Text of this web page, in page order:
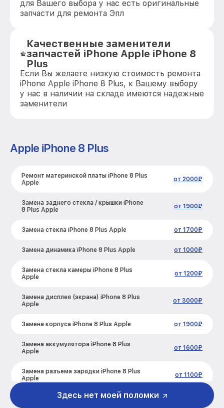
для Вашего выбора у нас есть оригинальные
запчасти для ремонта Эпл
Качественные заменители
запчастей iPhone Apple iPhone 8
Plus
Если Вы желаете низкую стоимость ремонта
iPhone Apple iPhone 8 Plus, к Вашему выбору
у нас в наличии на складе имеются надежные
заменители
Apple iPhone 8 Plus
Ремонт материнской платы iPhone 8 Plus
Apple
от 2000₽
Замена заднего стекла / крышки iPhone
8 Plus Apple
от 1900₽
Замена стекла iPhone 8 Plus Apple от 1700₽
Замена динамика iPhone 8 Plus Apple от 1000₽
Замена стекла камеры iPhone 8 Plus
Apple
от 1200₽
Замена дисплея (экрана) iPhone 8 Plus
Apple
от 3000₽
Замена корпуса iPhone 8 Plus Apple от 1900₽
Замена аккумулятора iPhone 8 Plus
Apple
от 1600₽
Замена разъема зарядки iPhone 8 Plus
Apple
от 1100₽
Замена микрофона iPhone 8 Plus Apple
Здесь нет моей поломки